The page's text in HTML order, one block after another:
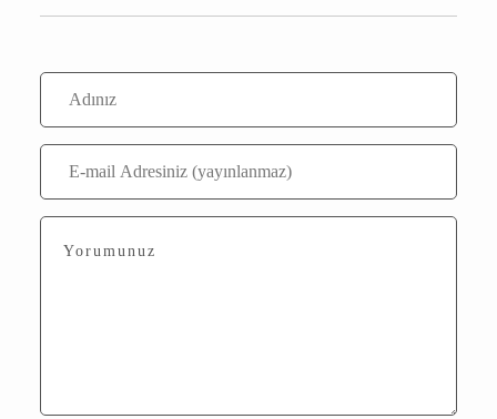
Bu içerik ile henüz yorum yazılmamış
Yorum Yaz